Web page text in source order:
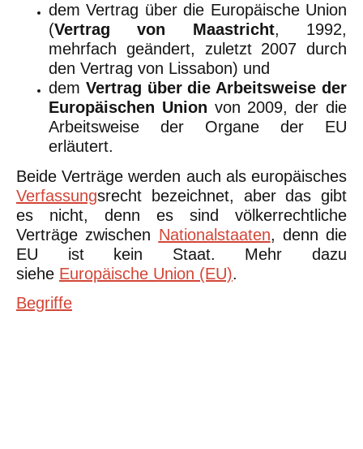
dem Vertrag über die Europäische Union
(Vertrag von Maastricht, 1992,
mehrfach geändert, zuletzt 2007 durch
den Vertrag von Lissabon) und
dem Vertrag über die Arbeitsweise der
Europäischen Union von 2009, der die
Arbeitsweise der Organe der EU
erläutert.
Beide Verträge werden auch als europäisches
Verfassungsrecht bezeichnet, aber das gibt
es nicht, denn es sind völkerrechtliche
Verträge zwischen Nationalstaaten, denn die
EU ist kein Staat. Mehr dazu
siehe Europäische Union (EU).
Begriffe